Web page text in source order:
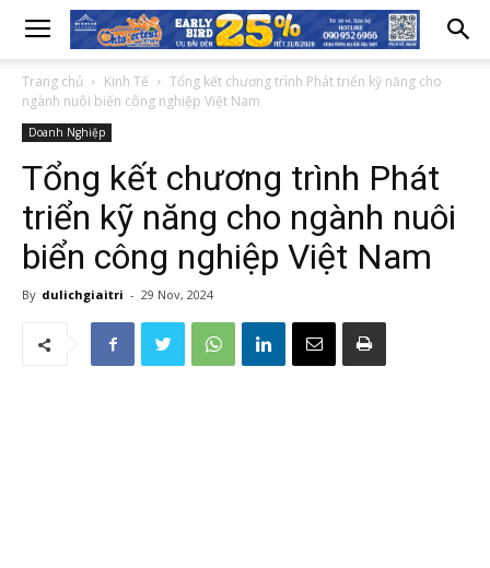
Trang chủ Kinh Tế
Tổng kết chương trình Phát triển kỹ năng cho
ngành nuôi biển công nghiệp Việt Nam
Doanh Nghiệp
Tổng kết chương trình Phát
triển kỹ năng cho ngành nuôi
biển công nghiệp Việt Nam
By dulichgiaitri - 29 Nov, 2024